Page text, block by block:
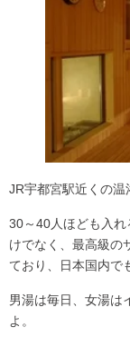
JR宇都宮駅近くの温
30～40人ほども入
けでなく、 最高級の
ており、日本国内で
男湯は毎日、女湯は
よ。